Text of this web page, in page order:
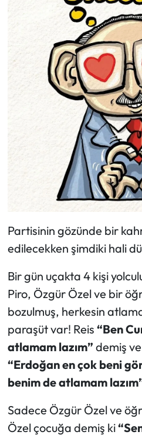
Partisinin gözünde bir
edilecekken şimdiki hali
Bir gün uçakta 4 kişi
Piro, Özgür Özel ve bir
bozulmuş, herkesin
paraşüt var! Reis “Ben
atlamam lazım” demiş
“Erdoğan en çok beni
benim de atlamam
Sadece Özgür Özel ve
Özel çocuğa demiş ki